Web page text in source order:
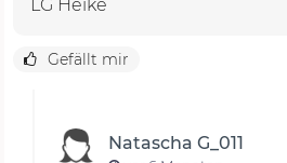
LG Heike
Gefällt mir
Natascha G_011